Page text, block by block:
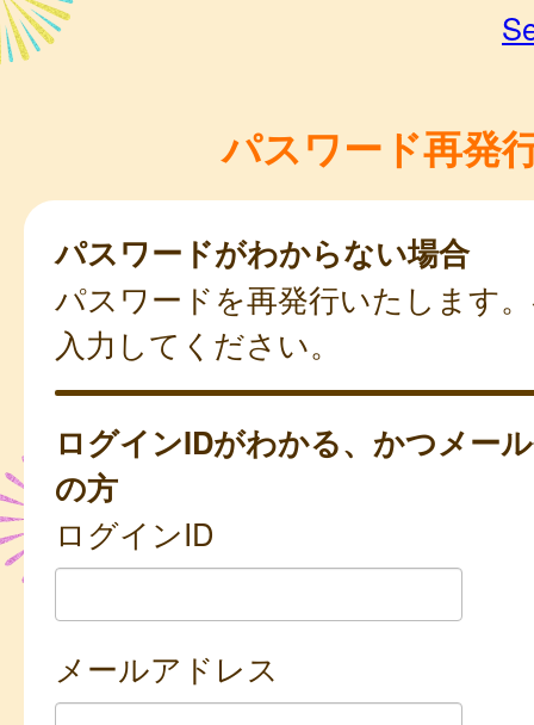
パスワード再発
パスワードがわからない場合
パスワードを再発行いたします
入力してください。
ログインIDがわかる、かつメー
の方
ログインID
メールアドレス